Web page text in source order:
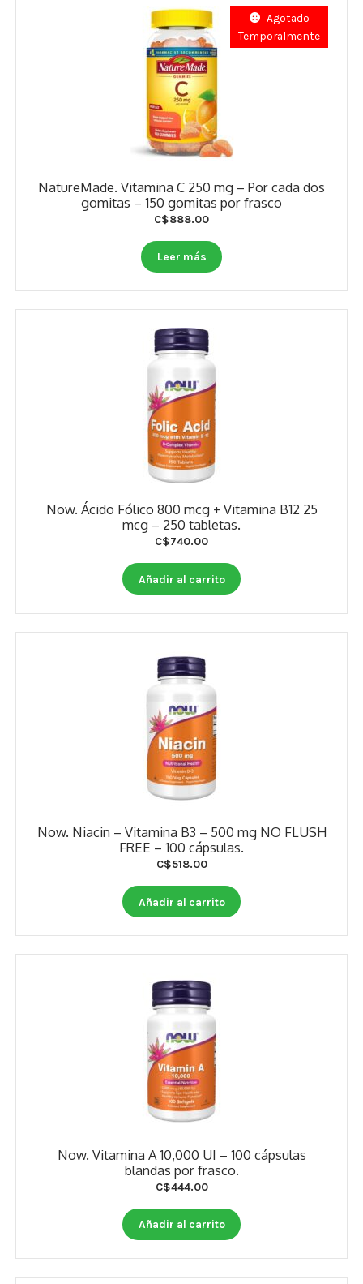
NatureMade. Vitamina C 250 mg – Por cada dos
gomitas – 150 gomitas por frasco
Agotado
Temporalmente
C$888.00
Leer más
Now. Ácido Fólico 800 mcg + Vitamina B12 25
mcg – 250 tabletas.
C$740.00
Añadir al carrito
Now. Niacin – Vitamina B3 – 500 mg NO FLUSH
FREE – 100 cápsulas.
C$518.00
Añadir al carrito
Now. Vitamina A 10,000 UI – 100 cápsulas
blandas por frasco.
C$444.00
Añadir al carrito